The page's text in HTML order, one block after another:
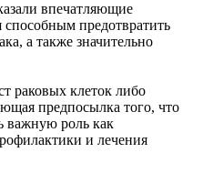
впечатляющие
способным предотвратить
а также значительно
раковых клеток либо
предпосылка того, что
важную роль как
и лечения